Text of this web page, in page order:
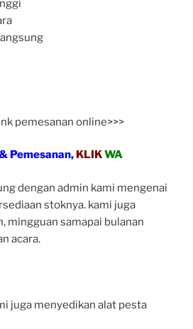
pemesanan online>>>
Pemesanan, KLIKWA
dengan admin kami mengenai
stoknya. kami juga
mingguan samapai bulanan
acara.
juga menyedikan alat pesta